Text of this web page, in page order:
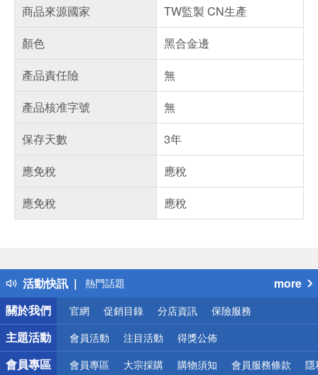
商品來源國家
TW監製 CN生產
顏色
黑合金邊
產品責任險
無
產品核准字號
無
保存天數
3年
應免稅
應稅
應免稅
應稅
活動快訊
得獎公告
熱門話題
銀行優惠
偏遠地區配送
詐騙網頁！請小心！
more
關於我們
官網 促銷目錄 分店資訊 保險服務
主題活動 會員活動 注目活動 得獎公佈
會員專區 會員專區 大宗採購 購物須知 會員服務條款 隱